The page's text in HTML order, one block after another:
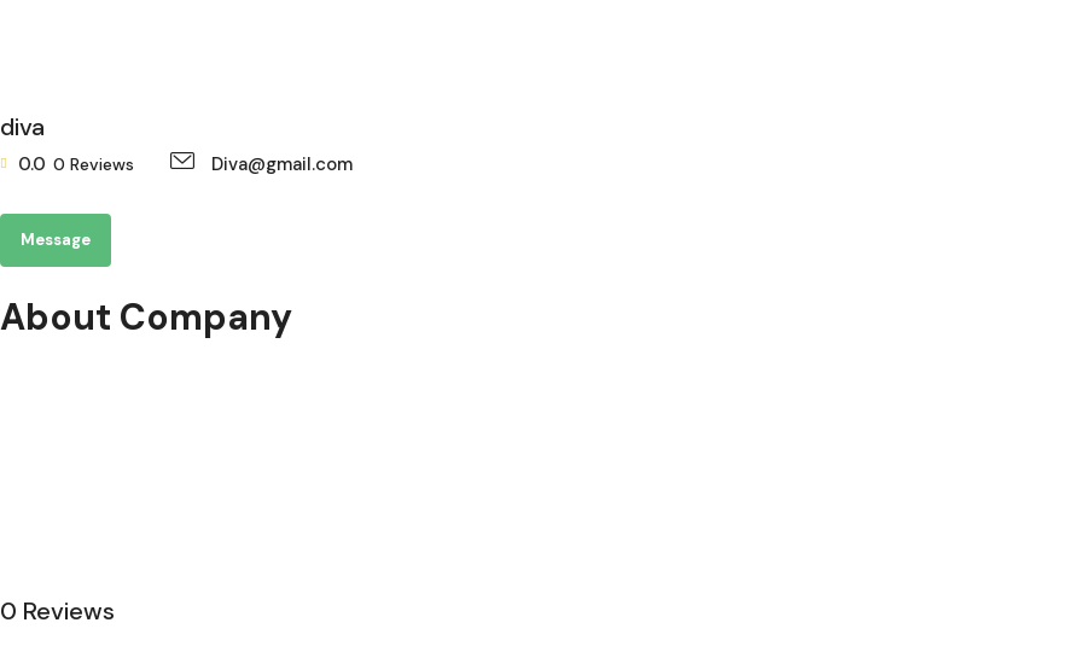
diva
0.0 0 Reviews Diva@gmail.com
Message
About Company
0 Reviews